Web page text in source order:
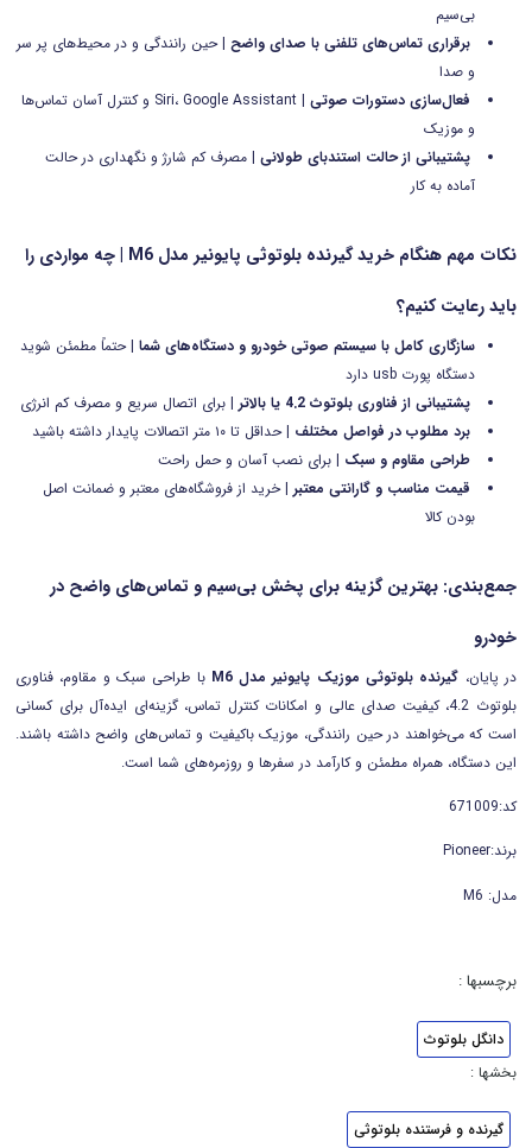
بی‌سیم
برقراری تماس‌های تلفنی با صدای واضح | حین رانندگی و در محیط‌های پر سر
و صدا
فعال‌سازی دستورات صوتی
| Siri، Google Assistant و کنترل آسان تماس‌ها
و موزیک
پشتیبانی از حالت استندبای طولانی | مصرف کم شارژ و نگهداری در حالت
آماده به کار
نکات مهم هنگام خرید گیرنده بلوتوثی پایونیر مدل M6 | چه مواردی را
باید رعایت کنیم؟
سازگاری کامل با سیستم صوتی خودرو و دستگاه‌های شما | حتماً مطمئن شوید
دستگاه پورت usb دارد
پشتیبانی از فناوری بلوتوث 4.2 یا بالاتر
| برای اتصال سریع و مصرف کم انرژی
برد مطلوب در فواصل مختلف | حداقل تا ۱۰ متر اتصالات پایدار داشته باشید
طراحی مقاوم و سبک | برای نصب آسان و حمل راحت
قیمت مناسب و گارانتی معتبر | خرید از فروشگاه‌های معتبر و ضمانت اصل
بودن کالا
جمع‌بندی: بهترین گزینه برای پخش بی‌سیم و تماس‌های واضح در
خودرو
در پایان، گیرنده بلوتوثی موزیک پایونیر مدل M6
با طراحی سبک و مقاوم، فناوری
بلوتوث 4.2، کیفیت صدای عالی و امکانات کنترل تماس، گزینه‌ای ایده‌آل برای کسانی
است که می‌خواهند در حین رانندگی، موزیک باکیفیت و تماس‌های واضح داشته باشند.
این دستگاه، همراه مطمئن و کارآمد در سفرها و روزمره‌های شما است.
کد:671009
برند:Pioneer
مدل: M6
برچسبها :
دانگل بلوتوث
بخشها :
گیرنده و فرستنده بلوتوثی